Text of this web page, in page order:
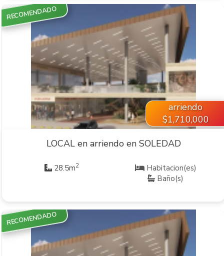
VER INMUEBLE
RECOMENDADO
arriendo
$1,710,000
LOCAL en arriendo en SOLEDAD
28.5m2
Habitacion(es)
Baño(s)
RECOMENDADO